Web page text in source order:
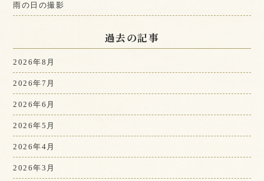
雨の日の撮影
過去の記事
2026年8月
2026年7月
2026年6月
2026年5月
2026年4月
2026年3月